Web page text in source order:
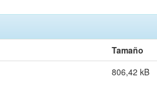
Tamaño
806,42 kB